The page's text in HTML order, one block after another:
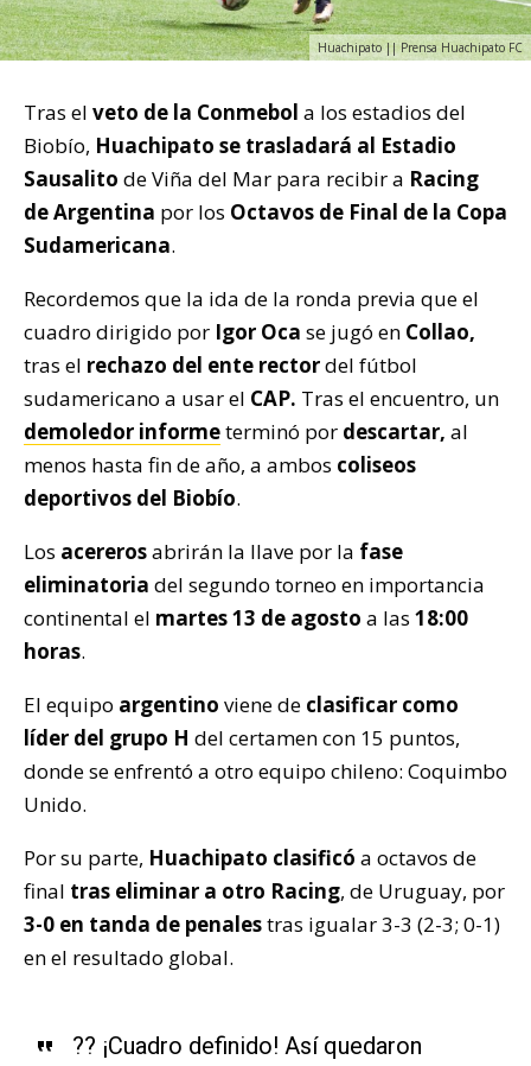
Huachipato || Prensa Huachipato FC
Tras el veto de la Conmebol a los estadios del
Biobío, Huachipato se trasladará al Estadio
Sausalito de Viña del Mar para recibir a Racing
de Argentina por los Octavos de Final de la Copa
Sudamericana.
Recordemos que la ida de la ronda previa que el
cuadro dirigido por Igor Oca se jugó en Collao,
tras el rechazo del ente rectordel fútbol
sudamericano a usar el CAP. Tras el encuentro, un
demoledor informeterminó por descartar, al
menos hasta fin de año, a ambos coliseos
deportivos del Biobío.
Los acererosabrirán la llave por la fase
eliminatoria del segundo torneo en importancia
continental el martes 13 de agosto a las 18:00
horas.
El equipo argentino viene de clasificar como
líder del grupo H del certamen con 15 puntos,
donde se enfrentó a otro equipo chileno: Coquimbo
Unido.
Por su parte, Huachipato clasificó a octavos de
final tras eliminar a otro Racing, de Uruguay, por
3-0 en tanda de penalestras igualar 3-3 (2-3; 0-1)
en el resultado global.
?? ¡Cuadro definido! Así quedaron